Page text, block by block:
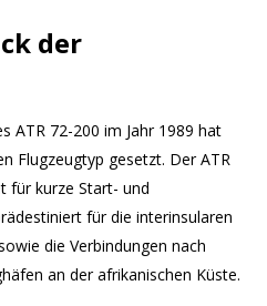
der
ATR 72-200 im Jahr 1989 hat
Flugzeugtyp gesetzt. Der ATR
für kurze Start- und
für die interinsularen
die Verbindungen nach
an der afrikanischen Küste.